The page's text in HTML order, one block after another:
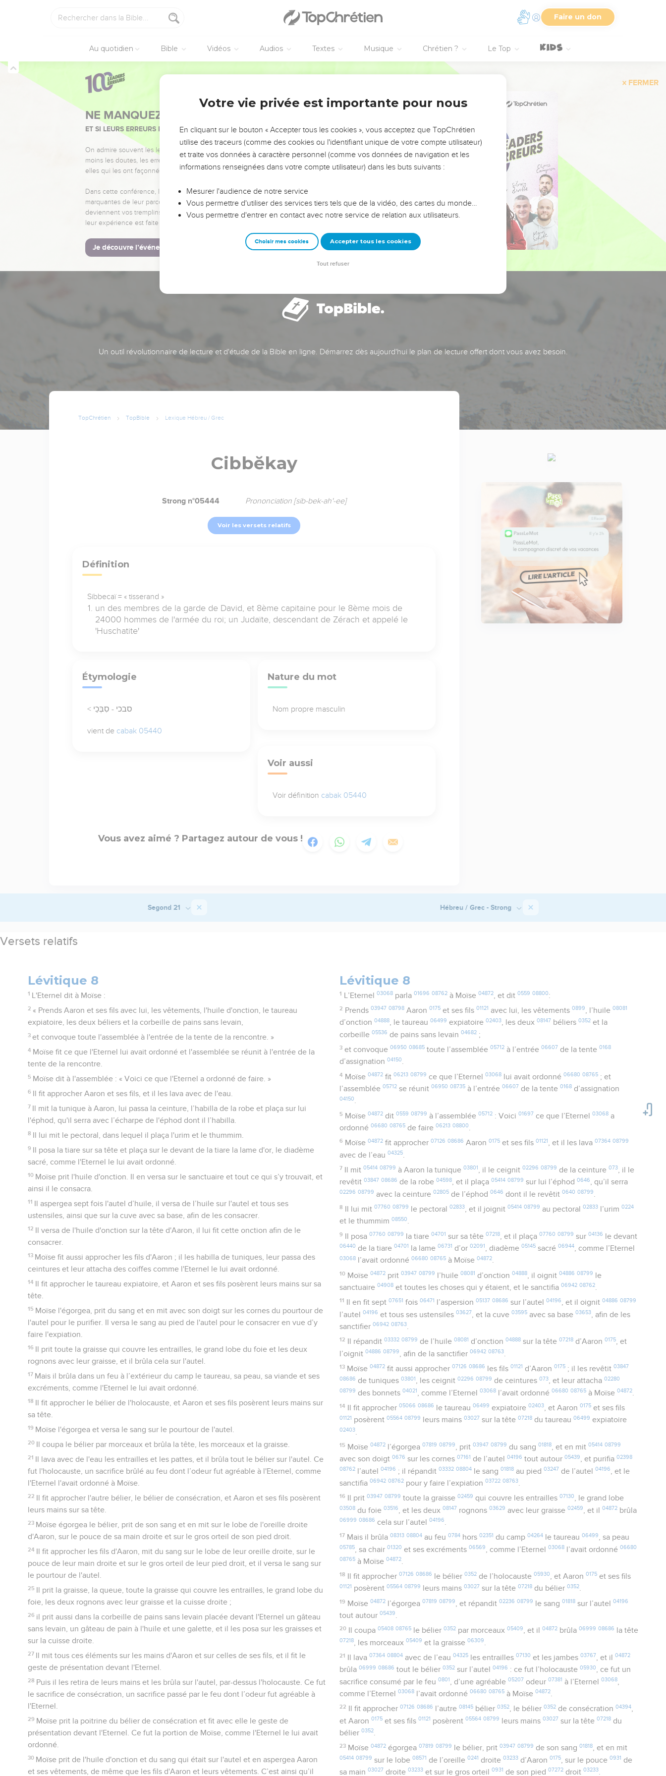
Faire un don
Au quotidien Bible Vidéos Audios Textes Musique Chrétien ? Le Top
FERMER
NE MANQUEZ PAS L’ÉVÉNEMENT DE L’ANNÉE !
ET SI LEURS ERREURS POUVAIENT VOUS ÉVITER LES VOTRES ?
On admire souvent les leaders pour leurs réussites, leur impact, leur foi ou leur vision. Mais on voit
moins les doutes, les erreurs et les saisons difficiles qu'ils ont traversés, alors même que ce sont
elles qui les ont façonnés.
Dans cette conférence, leaders, entrepreneurs, et responsables reviennent sur les erreurs
marquantes de leur parcours et les clés pour avancer avec plus de sagesse afin que leurs erreurs
deviennent vos tremplins. Que vous guidiez un ministère, une équipe, un groupe ou une famille,
leur expérience est faite pour vous.
Je découvre l’événement
Un outil révolutionnaire de lecture et d'étude de la Bible en ligne. Démarrez dès aujourd'hui le plan de lecture offert dont vous avez besoin.
TopChrétien TopBible Lexique Hébreu / Grec
Cibbĕkay
Strong n°05444 Prononciation [sib-bek-ah'-ee]
Voir les versets relatifs
Définition
Sibbecaï = « tisserand »
un des membres de la garde de David, et 8ème capitaine pour le 8ème mois de
24000 hommes de l'armée du roi; un Judaïte, descendant de Zérach et appelé le
'Huschatite'
Étymologie
< סבכי - סִבְּכַי
vient de cabak 05440
Nature du mot
Nom propre masculin
Voir aussi
Voir définition cabak 05440
Vous avez aimé ? Partagez autour de vous !
Segond 21 Hébreu / Grec - Strong
Versets relatifs
Lévitique 8
1 L'Eternel dit à Moïse :
2 « Prends Aaron et ses fils avec lui, les vêtements, l'huile d'onction, le taureau
expiatoire, les deux béliers et la corbeille de pains sans levain,
3 et convoque toute l'assemblée à l'entrée de la tente de la rencontre. »
4 Moïse fit ce que l'Eternel lui avait ordonné et l'assemblée se réunit à l'entrée de la
tente de la rencontre.
5 Moïse dit à l'assemblée : « Voici ce que l'Eternel a ordonné de faire. »
6 Il fit approcher Aaron et ses fils, et il les lava avec de l'eau.
7
Il mit la tunique à Aaron, lui passa la ceinture, l’habilla de la robe et plaça sur lui
l'éphod, qu'il serra avec l’écharpe de l'éphod dont il l’habilla.
8 Il lui mit le pectoral, dans lequel il plaça l'urim et le thummim.
9
Il posa la tiare sur sa tête et plaça sur le devant de la tiare la lame d'or, le diadème
sacré, comme l'Eternel le lui avait ordonné.
10 Moïse prit l'huile d'onction. Il en versa sur le sanctuaire et tout ce qui s’y trouvait, et
ainsi il le consacra.
11
Il aspergea sept fois l'autel d’huile, il versa de l’huile sur l'autel et tous ses
ustensiles, ainsi que sur la cuve avec sa base, afin de les consacrer.
12
Il versa de l'huile d'onction sur la tête d'Aaron, il lui fit cette onction afin de le
consacrer.
13 Moïse fit aussi approcher les fils d'Aaron ; il les habilla de tuniques, leur passa des
ceintures et leur attacha des coiffes comme l'Eternel le lui avait ordonné.
14
Il fit approcher le taureau expiatoire, et Aaron et ses fils posèrent leurs mains sur sa
tête.
15 Moïse l'égorgea, prit du sang et en mit avec son doigt sur les cornes du pourtour de
l'autel pour le purifier. Il versa le sang au pied de l'autel pour le consacrer en vue d’y
faire l'expiation.
16
Il prit toute la graisse qui couvre les entrailles, le grand lobe du foie et les deux
rognons avec leur graisse, et il brûla cela sur l'autel.
17 Mais il brûla dans un feu à l’extérieur du camp le taureau, sa peau, sa viande et ses
excréments, comme l'Eternel le lui avait ordonné.
18
Il fit approcher le bélier de l'holocauste, et Aaron et ses fils posèrent leurs mains sur
sa tête.
19 Moïse l'égorgea et versa le sang sur le pourtour de l'autel.
20 Il coupa le bélier par morceaux et brûla la tête, les morceaux et la graisse.
21
Il lava avec de l'eau les entrailles et les pattes, et il brûla tout le bélier sur l'autel. Ce
fut l'holocauste, un sacrifice brûlé au feu dont l’odeur fut agréable à l'Eternel, comme
l'Eternel l'avait ordonné à Moïse.
22
Il fit approcher l'autre bélier, le bélier de consécration, et Aaron et ses fils posèrent
leurs mains sur sa tête.
23 Moïse égorgea le bélier, prit de son sang et en mit sur le lobe de l'oreille droite
d'Aaron, sur le pouce de sa main droite et sur le gros orteil de son pied droit.
24
Il fit approcher les fils d'Aaron, mit du sang sur le lobe de leur oreille droite, sur le
pouce de leur main droite et sur le gros orteil de leur pied droit, et il versa le sang sur
le pourtour de l'autel.
25
Il prit la graisse, la queue, toute la graisse qui couvre les entrailles, le grand lobe du
foie, les deux rognons avec leur graisse et la cuisse droite ;
26 il prit aussi dans la corbeille de pains sans levain placée devant l'Eternel un gâteau
sans levain, un gâteau de pain à l'huile et une galette, et il les posa sur les graisses et
sur la cuisse droite.
27
Il mit tous ces éléments sur les mains d'Aaron et sur celles de ses fils, et il fit le
geste de présentation devant l'Eternel.
28 Puis il les retira de leurs mains et les brûla sur l'autel, par-dessus l'holocauste. Ce fut
le sacrifice de consécration, un sacrifice passé par le feu dont l’odeur fut agréable à
l'Eternel.
29 Moïse prit la poitrine du bélier de consécration et fit avec elle le geste de
présentation devant l'Eternel. Ce fut la portion de Moïse, comme l'Eternel le lui avait
ordonné.
30 Moïse prit de l'huile d'onction et du sang qui était sur l'autel et en aspergea Aaron
et ses vêtements, de même que les fils d'Aaron et leurs vêtements. C’est ainsi qu’il
Lévitique 8
1 L’Eternel 03068parla 01696 08762à Moïse 04872, et dit 0559 08800:
2 Prends 03947 08798Aaron 0175et ses fils 01121 avec lui, les vêtements 0899, l’huile 08081
d’onction04888, le taureau06499 expiatoire02403, les deux08147 béliers0352 et la
corbeille05536 de pains sans levain04682 ;
3 et convoque 06950 08685toute l’assemblée 05712à l’entrée 06607 de la tente 0168
d’assignation04150.
4 Moïse 04872fit 06213 08799 ce que l’Eternel 03068lui avait ordonné 06680 08765; et
l’assemblée05712 se réunit06950 08735 à l’entrée06607 de la tente0168 d’assignation
04150.
5 Moïse 04872dit 0559 08799 à l’assemblée 05712: Voici 01697 ce que l’Eternel 03068a
ordonné06680 08765 de faire06213 08800.
6 Moïse 04872fit approcher 07126 08686 Aaron 0175et ses fils 01121, et il les lava 07364 08799
avec de l’eau04325
7 Il mit 05414 08799 à Aaron la tunique 03801 , il le ceignit 02296 08799 de la ceinture 073, il le
revêtit03847 08686 de la robe04598, et il plaça05414 08799 sur lui l’éphod0646, qu’il serra
02296 08799 avec la ceinture02805 de l’éphod0646 dont il le revêtit0640 08799
8 Il lui mit 07760 08799 le pectoral 02833, et il joignit 05414 08799 au pectoral 02833l’urim 0224
et le thummim08550.
9 Il posa 07760 08799 la tiare 04701 sur sa tête 07218, et il plaça 07760 08799 sur 04136 le devant
06440 de la tiare04701 la lame06731 d’or02091 , diadème05145 sacré06944, comme l’Eternel
03068 l’avait ordonné06680 08765 à Moïse04872.
10 Moïse 04872prit 03947 08799 l’huile 08081 d’onction 04888, il oignit 04886 08799
le
sanctuaire04908 et toutes les choses qui y étaient, et le sanctifia06942 08762.
11 Il en fit sept 07651 fois 06471 l’aspersion 05137 08686 sur l’autel 04196, et il oignit 04886 08799
l’autel04196 et tous ses ustensiles03627 , et la cuve03595 avec sa base03653
, afin de les
sanctifier06942 08763.
12 Il répandit 03332 08799 de l’huile 08081 d’onction 04888sur la tête 07218d’Aaron 0175, et
l’oignit04886 08799 , afin de la sanctifier06942 08763
13 Moïse 04872fit aussi approcher 07126 08686 les fils 01121 d’Aaron 0175; il les revêtit 03847
08686 de tuniques03801, les ceignit02296 08799 de ceintures073, et leur attacha02280
08799 des bonnets04021 , comme l’Eternel03068 l’avait ordonné06680 08765 à Moïse04872
14 Il fit approcher 05066 08686 le taureau 06499 expiatoire 02403, et Aaron 0175et ses fils
01121 posèrent05564 08799 leurs mains03027 sur la tête07218 du taureau06499 expiatoire
02403
15 Moïse 04872l’égorgea 07819 08799, prit 03947 08799 du sang 01818, et en mit 05414 08799
avec son doigt0676 sur les cornes07161 de l’autel04196 tout autour05439, et purifia02398
08762 l’autel04196 ; il répandit03332 08804 le sang01818 au pied03247 de l’autel04196
, et le
sanctifia06942 08762 pour y faire l’expiation03722 08763
16 Il prit 03947 08799 toute la graisse 02459 qui couvre les entrailles 07130, le grand lobe
03508 du foie03516 , et les deux08147 rognons03629 avec leur graisse02459 , et il04872 brûla
06999 08686 cela sur l’autel04196
17 Mais il brûla 08313 08804au feu 0784hors 02351 du camp 04264le taureau 06499, sa peau
05785 , sa chair01320 et ses excréments06569 , comme l’Eternel03068 l’avait ordonné06680
08765 à Moïse04872
18 Il fit approcher 07126 08686 le bélier 0352de l’holocauste 05930, et Aaron 0175et ses fils
01121 posèrent05564 08799 leurs mains03027 sur la tête07218 du bélier0352.
19 Moïse 04872l’égorgea 07819 08799 , et répandit 02236 08799 le sang 01818sur l’autel 04196
tout autour05439.
20 Il coupa 05408 08765le bélier 0352par morceaux 05409, et il 04872brûla 06999 08686 la tête
07218 , les morceaux05409 et la graisse06309
21 Il lava 07364 08804avec de l’eau 04325les entrailles 07130 et les jambes 03767, et il 04872
brûla06999 08686 tout le bélier0352 sur l’autel04196 : ce fut l’holocauste05930, ce fut un
sacrifice consumé par le feu0801 , d’une agréable05207 odeur07381 à l’Eternel03068
comme l’Eternel03068 l’avait ordonné06680 08765 à Moïse04872.
22 Il fit approcher 07126 08686 l’autre 08145bélier 0352, le bélier 0352de consécration 04394,
et Aaron0175 et ses fils01121 posèrent05564 08799 leurs mains03027 sur la tête07218 du
bélier0352.
23 Moïse 04872égorgea 07819 08799 le bélier, prit 03947 08799 de son sang 01818, et en mit
05414 08799 sur le lobe08571 de l’oreille0241 droite03233 d’Aaron0175 , sur le pouce0931
de
sa main03027 droite03233 et sur le gros orteil0931 de son pied07272 droit03233.
Votre vie privée est importante pour nous
En cliquant sur le bouton « Accepter tous les cookies », vous acceptez que TopChrétien
utilise des traceurs (comme des cookies ou l'identifiant unique de votre compte utilisateur)
et traite vos données à caractère personnel (comme vos données de navigation et les
informations renseignées dans votre compte utilisateur) dans les buts suivants :
Mesurer l'audience de notre service
Vous permettre d'utiliser des services tiers tels que de la vidéo, des cartes du monde…
Vous permettre d'entrer en contact avec notre service de relation aux utilisateurs.
Choisir mes cookies Accepter tous les cookies
Tout refuser